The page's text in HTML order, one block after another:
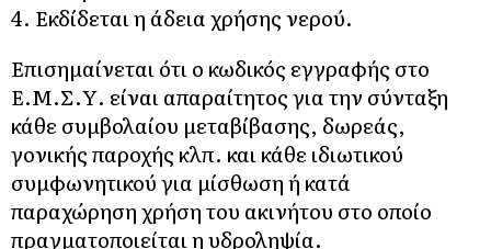
4. Εκδίδεται η άδεια χρήσης νερού.
Επισημαίνεται ότι ο κωδικός εγγραφής στο
Ε.Μ.Σ.Υ. είναι απαραίτητος για την σύνταξη
κάθε συμβολαίου μεταβίβασης, δωρεάς,
γονικής παροχής κλπ. και κάθε ιδιωτικού
συμφωνητικού για μίσθωση ή κατά
παραχώρηση χρήση του ακινήτου στο οποίο
πραγματοποιείται η υδροληψία.